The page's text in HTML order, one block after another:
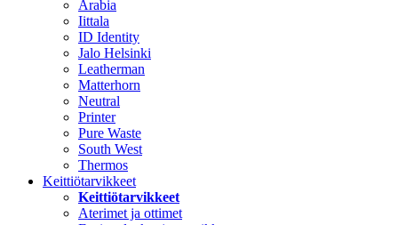
Arabia
Iittala
ID Identity
Jalo Helsinki
Leatherman
Matterhorn
Neutral
Printer
Pure Waste
South West
Thermos
Keittiötarvikkeet
Keittiötarvikkeet
Aterimet ja ottimet